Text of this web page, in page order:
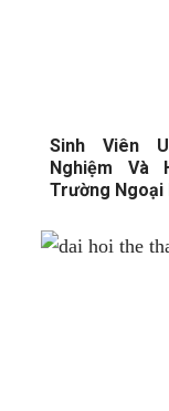
Sinh Viên
Nghiệm Và
Trường Ngoại